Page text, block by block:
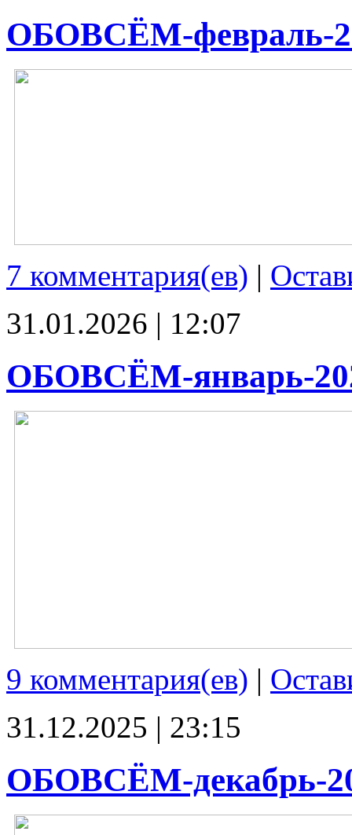
ОБОВСЁМ-февраль-
7 комментария(ев) |
31.01.2026 | 12:07
ОБОВСЁМ-январь-
9 комментария(ев) |
31.12.2025 | 23:15
ОБОВСЁМ-декабрь-